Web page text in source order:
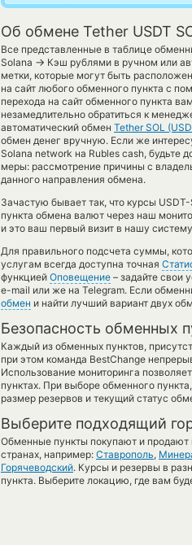
Об обмене Tether USDT
Все представленные в таблице
Solana → Кэш рублями в ручном или
метки, которые могут быть
на сайт любого обменного пункта с
перехода на сайт обменного пункта
незамедлительно обратиться к
автоматический обмен Tether SOL
обмен денег вручную. Если же
Solana network на Rubles cash, будьте
меры: рассмотрение причины с
данного направления обмена.
Зачастую бывает так, что курсы USDT-
пункта обмена валют через наш
и это ваш первый визит в нашу
Для правильного подсчета суммы,
услугам всегда доступна точная
функцией Оповещение – задайте свои
e-mail или же на Telegram. Если
обмен и найти лучший вариант двух
Безопасность обменных
Каждый из обменных пунктов,
при этом команда BestChange
Использование мониторинга
пунктах. При выборе обменного
размер резервов и текущий статус
Выберите подходящий
Обменные пункты покупают и продают
странах, например: Ставрополь,
Горячеводский. Курсы и резервы в
пункта. Выберите локацию, где вам